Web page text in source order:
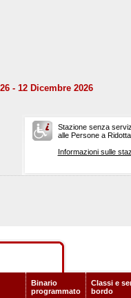
- 12 Dicembre 2026
Stazione senza
alle Persone a
Informazioni sulle
Binario
programmato
Classi e
bordo